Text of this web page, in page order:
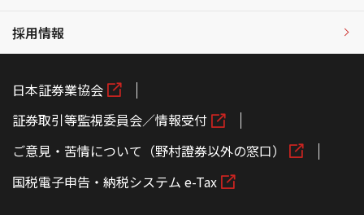
採用情報
日本証券業協会
証券取引等監視委員会／情報受付
ご意見・苦情について（野村證券以外の窓口）
国税電子申告・納税システム e-Tax